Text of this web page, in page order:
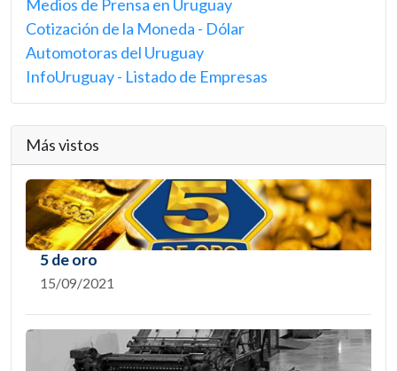
Medios de Prensa en Uruguay
Cotización de la Moneda - Dólar
Automotoras del Uruguay
InfoUruguay - Listado de Empresas
Más vistos
5 de oro
15/09/2021